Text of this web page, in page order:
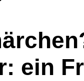
ein